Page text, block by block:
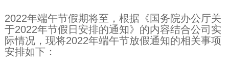
2022年端午节假期将至，根据《国务院办公厅关
于2022年节假日安排的通知》的内容结合公司实
际情况，现将2022年端午节放假通知的相关事项
安排如下：